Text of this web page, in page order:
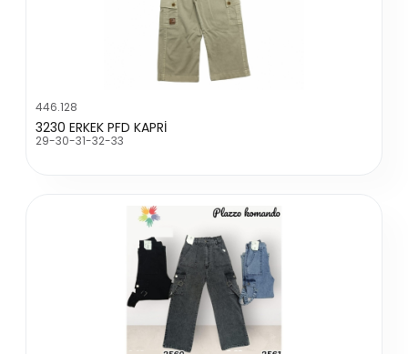
446.128
3230 ERKEK PFD KAPRİ
29-30-31-32-33